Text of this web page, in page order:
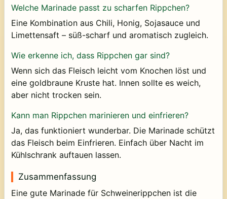
Welche Marinade passt zu scharfen Rippchen?
Eine Kombination aus Chili, Honig, Sojasauce und
Limettensaft – süß-scharf und aromatisch zugleich.
Wie erkenne ich, dass Rippchen gar sind?
Wenn sich das Fleisch leicht vom Knochen löst und
eine goldbraune Kruste hat. Innen sollte es weich,
aber nicht trocken sein.
Kann man Rippchen marinieren und einfrieren?
Ja, das funktioniert wunderbar. Die Marinade schützt
das Fleisch beim Einfrieren. Einfach über Nacht im
Kühlschrank auftauen lassen.
Zusammenfassung
Eine gute Marinade für Schweinerippchen ist die